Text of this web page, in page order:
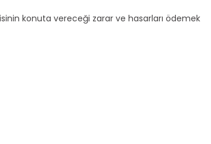
konuta vereceği zarar ve hasarları ödemek